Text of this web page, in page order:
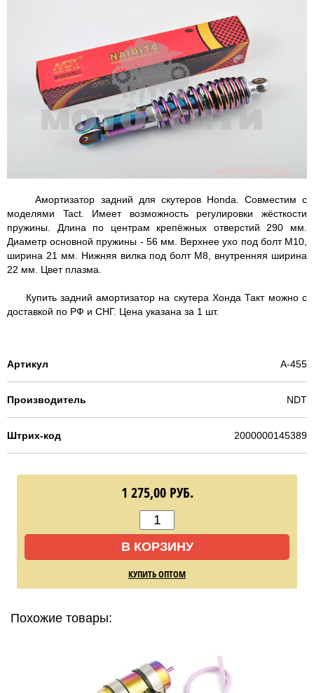
Амортизатор задний для скутеров Honda. Совместим с
моделями Tact. Имеет возможность регулировки жёсткости
пружины. Длина по центрам крепёжных отверстий 290 мм.
Диаметр основной пружины - 56 мм. Верхнее ухо под болт М10,
ширина 21 мм. Нижняя вилка под болт М8, внутренняя ширина
22 мм. Цвет плазма.
Купить задний амортизатор на скутера Хонда Такт можно с
доставкой по РФ и СНГ. Цена указана за 1 шт.
Артикул A-455
Производитель NDT
Штрих-код 2000000145389
1 275,00 РУБ.
В КОРЗИНУ
КУПИТЬ ОПТОМ
Похожие товары: